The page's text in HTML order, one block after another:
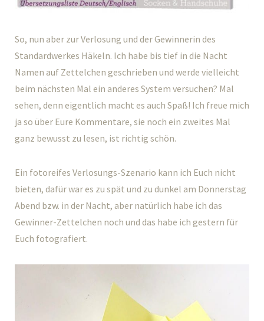
So, nun aber zur Verlosung und der Gewinnerin des
Standardwerkes Häkeln. Ich habe bis tief in die Nacht
Namen auf Zettelchen geschrieben und werde vielleicht
beim nächsten Mal ein anderes System versuchen? Mal
sehen, denn eigentlich macht es auch Spaß! Ich freue mich
ja so über Eure Kommentare, sie noch ein zweites Mal
ganz bewusst zu lesen, ist richtig schön.
Ein fotoreifes Verlosungs-Szenario kann ich Euch nicht
bieten, dafür war es zu spät und zu dunkel am Donnerstag
Abend bzw. in der Nacht, aber natürlich habe ich das
Gewinner-Zettelchen noch und das habe ich gestern für
Euch fotografiert.